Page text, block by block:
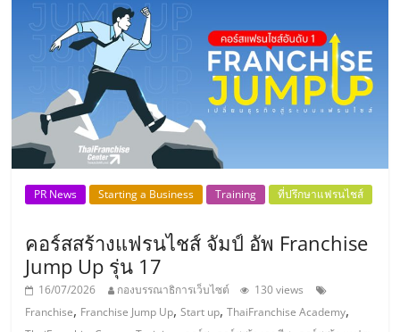
ขาย
หน้า
บ้าน
ลงทุน
น้อย
คืน
PR News Starting a Business Training ที่ปรึกษาแฟรนไชส์
คอร์สสร้างแฟรนไชส์ จัมป์ อัพ Franchise
Jump Up รุ่น 17
16/07/2026 กองบรรณาธิการเว็บไซต์
130 views
Franchise, Franchise Jump Up,Start up,ThaiFranchise Academy,